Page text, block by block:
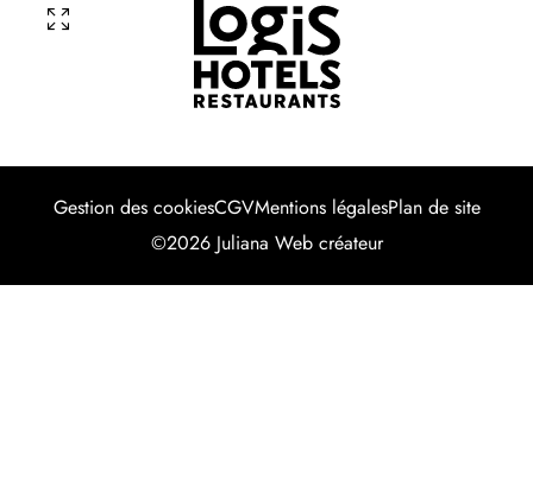
Gestion des cookiesCGVMentions légalesPlan de site
©2026 Juliana Web créateur